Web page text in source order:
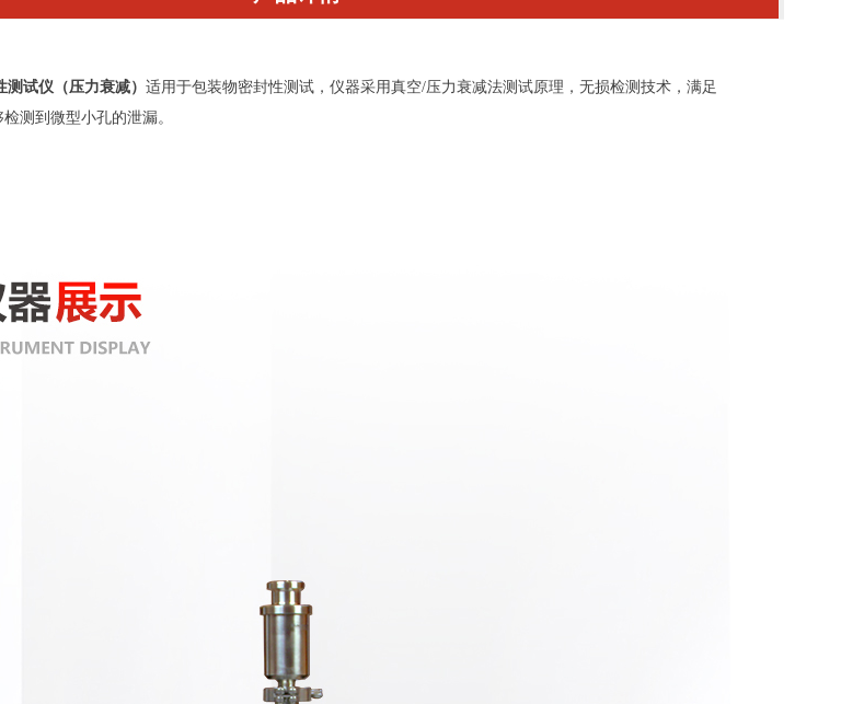
试仪（压力衰减） 适用于包装物密封性测试，仪器采用真空/压力衰减法测试原理，无损检测技术，满足
测到微型小孔的泄漏。